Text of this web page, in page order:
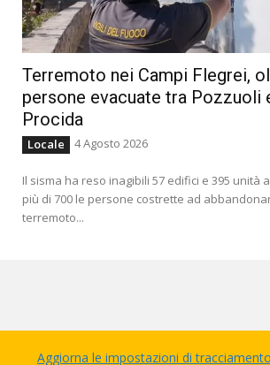
Terremoto nei Campi Flegrei,
persone evacuate tra Pozzuoli
Procida
Locale 4 Agosto 2026
Il sisma ha reso inagibili 57 edifici e 395 unità
più di 700 le persone costrette ad
terremoto...
Aggiorna le impostazioni di